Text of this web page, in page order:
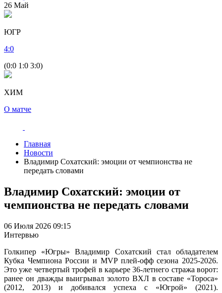
26 Май
ЮГР
4:0
(0:0 1:0 3:0)
ХИМ
О матче
Главная
Новости
Владимир Сохатский: эмоции от чемпионства не
передать словами
Владимир Сохатский: эмоции от
чемпионства не передать словами
06 Июля 2026 09:15
Интервью
Голкипер «Югры» Владимир Сохатский стал обладателем
Кубка Чемпиона России и MVP плей-офф сезона 2025-2026.
Это уже четвертый трофей в карьере36-летнего стража ворот:
ранее он дважды выигрывал золото ВХЛ в составе «Тороса»
(2012, 2013) и добивался успеха с «Югрой» (2021).